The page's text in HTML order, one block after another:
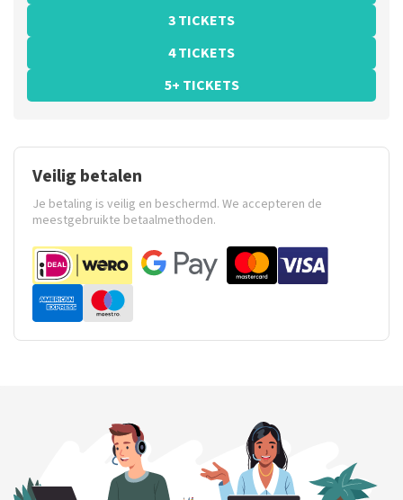
3 TICKETS
4 TICKETS
5+ TICKETS
Veilig betalen
Je betaling is veilig en beschermd. We accepteren de
meestgebruikte betaalmethoden.